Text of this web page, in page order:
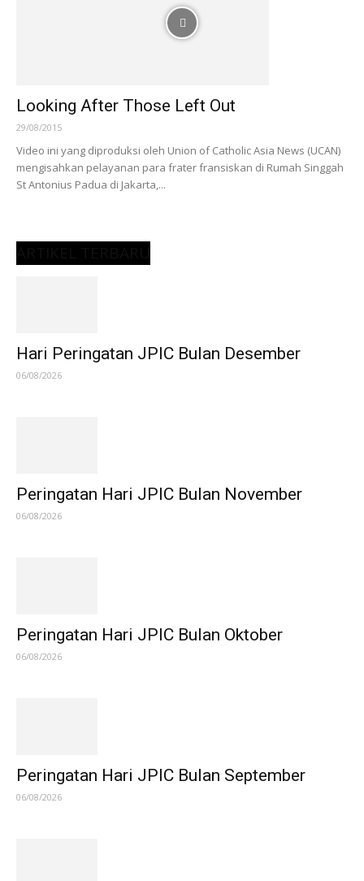
Looking After Those Left Out
29/08/2015
Video ini yang diproduksi oleh Union of Catholic Asia News (UCAN)
mengisahkan pelayanan para frater fransiskan di Rumah Singgah
St Antonius Padua di Jakarta,...
Hari Peringatan JPIC Bulan Desember
06/08/2026
Peringatan Hari JPIC Bulan November
06/08/2026
Peringatan Hari JPIC Bulan Oktober
06/08/2026
Peringatan Hari JPIC Bulan September
06/08/2026